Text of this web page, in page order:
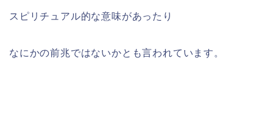
スピリチュアル的な意味があったり
なにかの前兆ではないかとも言われています。